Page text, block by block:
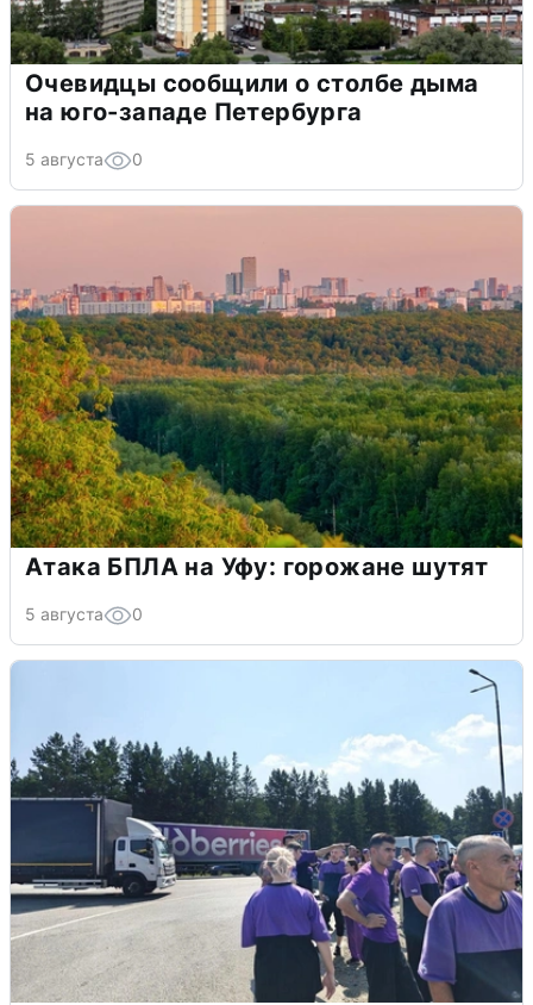
Очевидцы сообщили о столбе дыма
на юго-западе Петербурга
5 августа 0
Атака БПЛА на Уфу: горожане шутят
5 августа 0